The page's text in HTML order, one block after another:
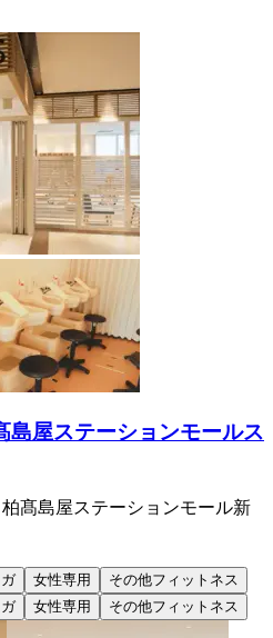
島屋ステーションモールス
髙島屋ステーションモール新
女性専用
その他フィットネス
女性専用 その他フィットネス